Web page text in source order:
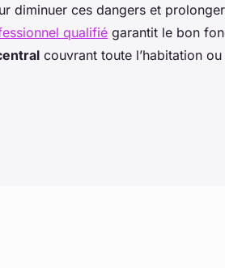
diminuer ces dangers et
qualifié garantit le bon
couvrant toute l’habitation ou